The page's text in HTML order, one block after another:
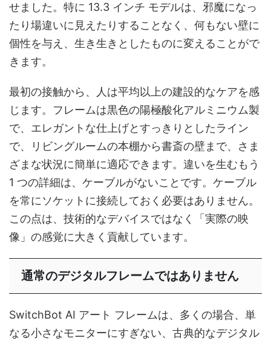
せました。特に 13.3 インチ モデルは、邪魔になっ
たり場違いに見えたりすることなく、何もない壁に
個性を与え、生き生きとしたものに変えることがで
きます。
最初の接触から、人は平均以上の建設的なケアを感
じます。フレームは黒色の陽極酸化アルミニウム製
で、エレガントな仕上げとすっきりとしたライン
で、リビングルームの本棚から書斎の壁まで、さま
ざまな状況に簡単に適応できます。違いを生むもう
1 つの詳細は、ケーブルがないことです。ケーブル
を常にソケットに接続しておく必要はありません。
この点は、技術的なデバイスではなく「実際の映
像」の感覚に大きく貢献しています。
通常のデジタルフレームではありません
SwitchBot AI アート フレームは、多くの場合、単
なる小さなモニターにすぎない、古典的なデジタル